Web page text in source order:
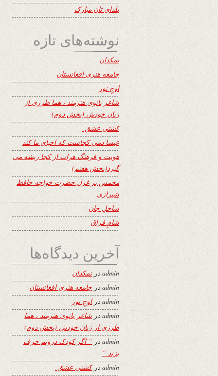
یلدای تان مبارک
نوشته‌های تازه
نمکدان
جامعه هنری افغانستان
اوجِ نور
شاعر بانوی هنرمند ، هما طرزی از
زبان خودش (بخش دوم)
کشتی عشق
عیسا دمی کجاست که احیای ما کند
هویت و فرهنگ هرات از کجا ریشه می
گیرد(بخش هفتم)
مخمس بر غزل حضرت خواجه حافظ
شیرازی
ساحلِ جان
شامِ فراق
آخرین دیدگاه‌ها
adminدرنمکدان
adminدر جامعه هنری افغانستان
adminدراوجِ نور
adminدر شاعر بانوی هنرمند ، هما
طرزی از زبان خودش (بخش دوم)
adminدر ” اگر کودک درونم حرف
بزند “
adminدرکشتی عشق